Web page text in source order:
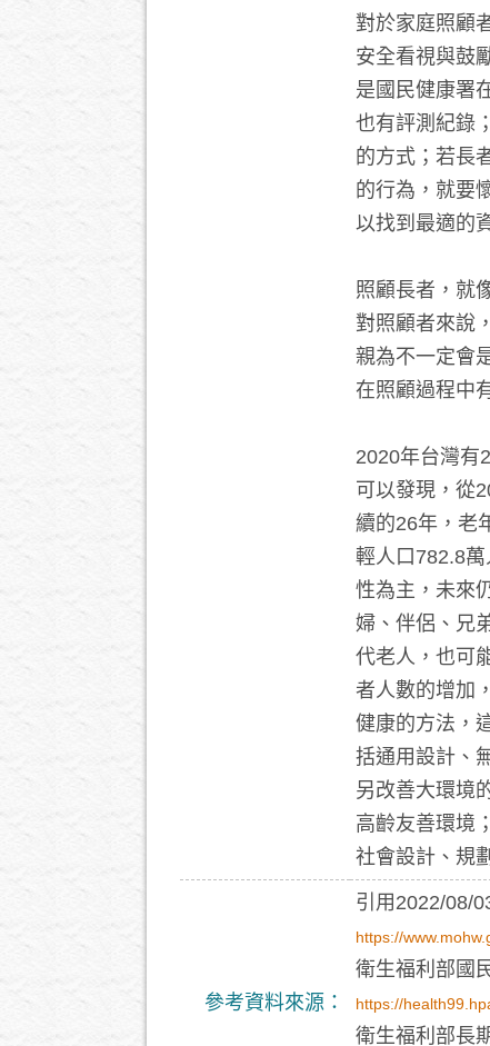
對於家庭照顧
安全看視與鼓
是國民健康署
也有評測紀錄
的方式；若長
的行為，就要
以找到最適的
照顧長者，就
對照顧者來說
親為不一定會
在照顧過程中
2020年台灣有
可以發現，從
續的26年，老
輕人口782.8
性為主，未來
婦、伴侶、兄
代老人，也可
者人數的增加
健康的方法，
括通用設計、
另改善大環境
高齡友善環境
社會設計、規
參考資料來源：
引用2022/08/
https://
衛生福利部國
https://
衛生福利部長